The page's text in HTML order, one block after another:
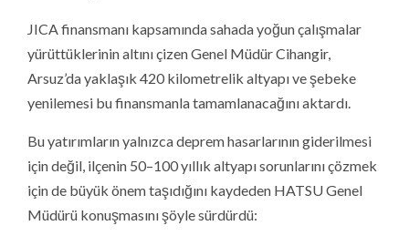
JICA finansmanı kapsamında sahada yoğun çalışmalar
yürüttüklerinin altını çizen Genel Müdür Cihangir,
Arsuz’da yaklaşık 420 kilometrelik altyapı ve şebeke
yenilemesi bu finansmanla tamamlanacağını aktardı.
Bu yatırımların yalnızca deprem hasarlarının giderilmesi
için değil, ilçenin 50–100 yıllık altyapı sorunlarını çözmek
için de büyük önem taşıdığını kaydeden HATSU Genel
Müdürü konuşmasını şöyle sürdürdü: